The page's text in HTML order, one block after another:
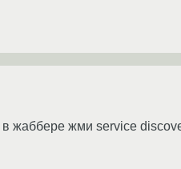
жаббере жми service